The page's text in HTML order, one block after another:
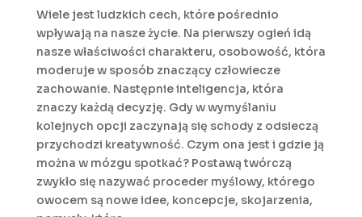
Wiele jest ludzkich cech, które pośrednio
wpływają na nasze życie. Na pierwszy ogień idą
nasze właściwości charakteru, osobowość, która
moderuje w sposób znaczący człowiecze
zachowanie. Następnie inteligencja, która
znaczy każdą decyzję. Gdy w wymyślaniu
kolejnych opcji zaczynają się schody z odsieczą
przychodzi kreatywność. Czym ona jest i gdzie ją
można w mózgu spotkać? Postawą twórczą
zwykło się nazywać proceder myślowy, którego
owocem są nowe idee, koncepcje, skojarzenia,